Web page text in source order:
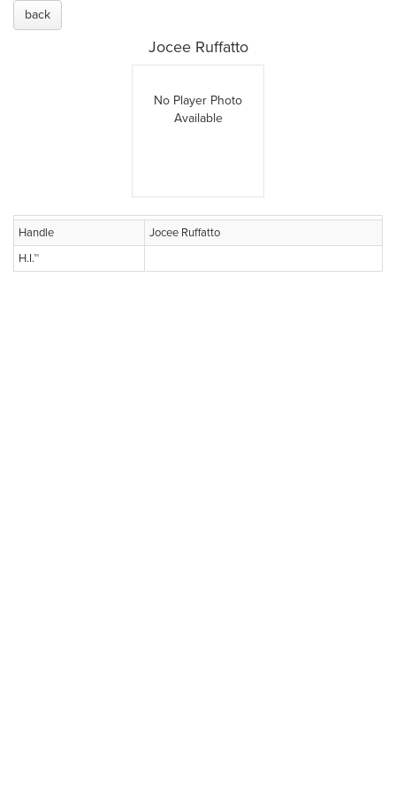
back
Jocee Ruffatto
No Player Photo
Available
Handle
Jocee Ruffatto
H.I.™